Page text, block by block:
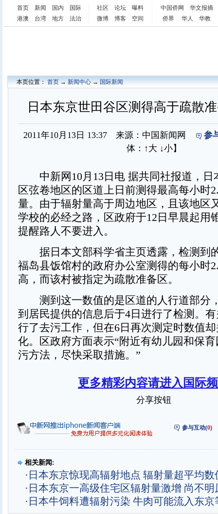
首页 新闻 国内
国际
港澳
台湾 地方 法治
社区 论坛
曝料
微博
博客 空间
中国侨网
华文报摘
侨界
华人 华教
本页位置：首页→新闻中心→国际新闻
日本东京世田谷区测得高于疏散
2011年10月13日 13:37 来源：中国新闻网
参
体： ↑大 ↓小】
中新网10月13日电 据共同社报道，日
区弦卷地区的区道上日前测得最高每小时
量。由于辐射量高于周边地区，且该地区
学校的必经之路，区政府于12日早晨起用
提醒路人不要进入。
据日本文部科学省主页透露，检测到
福岛县饭馆村的政府办公室测得的每小时
高，而该村被指定为疏散准备区。
测到这一数值的是区道的人行道部分
到居民提供的信息后于4日进行了检测。
行了去污工作，但在6日再次测定时数值
化。区政府方面表示“附近有幼儿园和保
污方法，尽快采取措施。”
更多精彩内容请进入国际
分享按钮
参与互动(0)
相关新闻:
· 日本东京惊现高辐射地点 辐射量超平均数
· 日本东京一高级住宅区辐射量激增 尚不明
· 日本牛饲料遭辐射污染 牛肉可能流入东京